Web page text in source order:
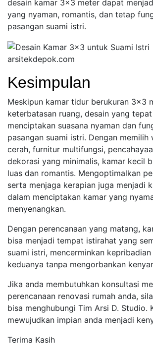
desain kamar 3×3 meter dapat
yang nyaman, romantis, dan tetap
pasangan suami istri.
arsitekdepok.com
Kesimpulan
Meskipun kamar tidur berukuran 3×3
keterbatasan ruang, desain yang
menciptakan suasana nyaman dan
pasangan suami istri. Dengan memilih
cerah, furnitur multifungsi,
dekorasi yang minimalis, kamar kecil
luas dan romantis. Mengoptimalkan
serta menjaga kerapian juga menjadi
dalam menciptakan kamar yang
menyenangkan.
Dengan perencanaan yang matang,
bisa menjadi tempat istirahat yang
suami istri, mencerminkan
keduanya tanpa mengorbankan
Jika anda membutuhkan konsultasi
perencanaan renovasi rumah anda,
bisa menghubungi Tim Arsi D. Studio.
mewujudkan impian anda menjadi
Terima Kasih